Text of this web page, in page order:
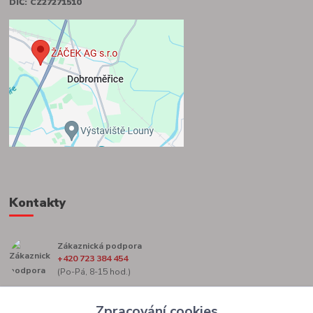
Kontakty
Zákaznická podpora
+420 723 384 454
(Po-Pá, 8-15 hod.)